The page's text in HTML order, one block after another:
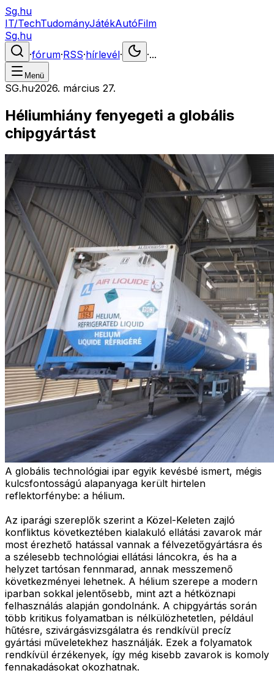
Sg.hu
IT/TechTudományJátékAutóFilm
Sg.hu
·fórum·RSS·hírlevél· ·...
Menü
SG.hu·2026. március 27.
Héliumhiány fenyegeti a globális
chipgyártást
A globális technológiai ipar egyik kevésbé ismert, mégis
kulcsfontosságú alapanyaga került hirtelen
reflektorfénybe: a hélium.
Az iparági szereplők szerint a Közel-Keleten zajló
konfliktus következtében kialakuló ellátási zavarok már
most érezhető hatással vannak a félvezetőgyártásra és
a szélesebb technológiai ellátási láncokra, és ha a
helyzet tartósan fennmarad, annak messzemenő
következményei lehetnek. A hélium szerepe a modern
iparban sokkal jelentősebb, mint azt a hétköznapi
felhasználás alapján gondolnánk. A chipgyártás során
több kritikus folyamatban is nélkülözhetetlen, például
hűtésre, szivárgásvizsgálatra és rendkívül precíz
gyártási műveletekhez használják. Ezek a folyamatok
rendkívül érzékenyek, így még kisebb zavarok is komoly
fennakadásokat okozhatnak.